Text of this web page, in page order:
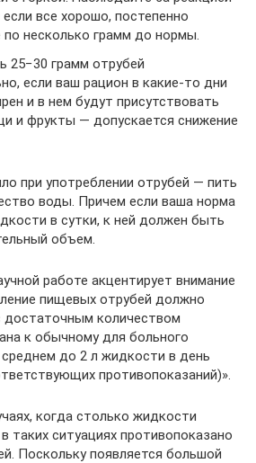
если все хорошо, постепенно
по несколько грамм до нормы.
25−30 грамм отрубей
если ваш рацион в какие-то дни
и в нем будут присутствовать
и фрукты — допускается снижение
при употреблении отрубей — пить
воды. Причем если ваша норма
в сутки, к ней должен быть
объем.
работе акцентирует внимание
пищевых отрубей должно
достаточным количеством
к обычному для больного
до 2 л жидкости в день
противопоказаний)».
когда столько жидкости
таких ситуациях противопоказано
Поскольку появляется большой